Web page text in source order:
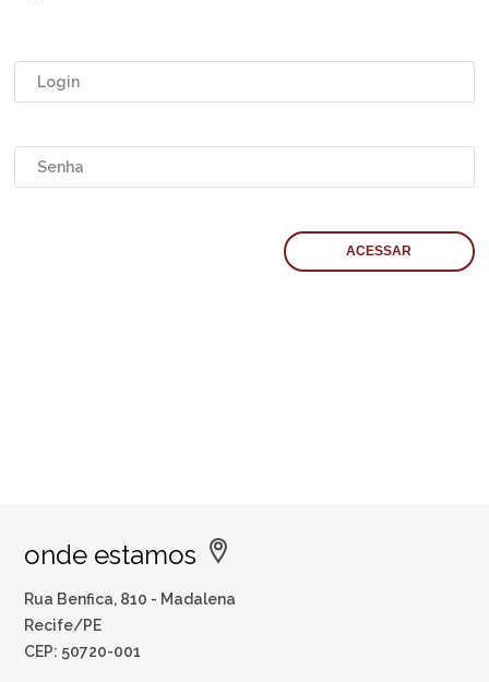
onde estamos
Rua Benfica, 810 - Madalena
Recife/PE
CEP: 50720-001